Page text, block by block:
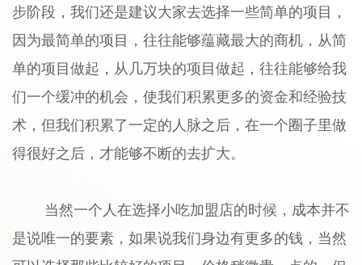
步阶段，我们还是建议大家去选择一些简单的项目，
因为最简单的项目，往往能够蕴藏最大的商机，从简
单的项目做起，从几万块的项目做起，往往能够给我
们一个缓冲的机会，使我们积累更多的资金和经验技
术，但我们积累了一定的人脉之后，在一个圈子里做
得很好之后，才能够不断的去扩大。
当然一个人在选择小吃加盟店的时候，成本并不
是说唯一的要素，如果说我们身边有更多的钱，当然